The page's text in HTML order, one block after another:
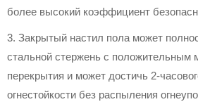
более высокий коэффициент
3. Закрытый настил пола может
стальной стержень с положительным
перекрытия и может достичь 2-
огнестойкости без распыления